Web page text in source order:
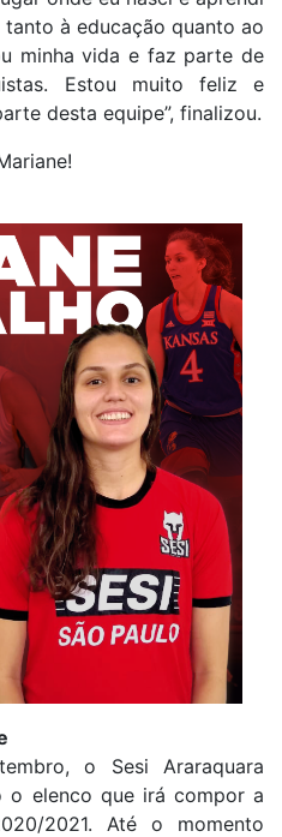
à educação quanto ao
minha vida e faz parte de
Estou muito feliz e
desta equipe”, finalizou.
o Sesi Araraquara
o elenco que irá compor a
2021. Até o momento